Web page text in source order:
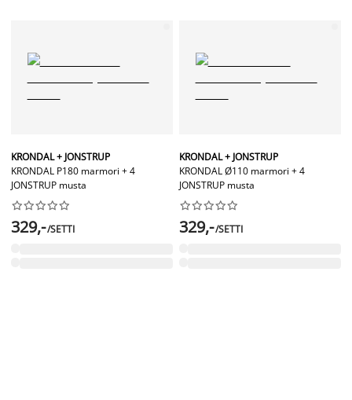
KRONDAL + JONSTRUP
KRONDAL P180 marmori + 4
JONSTRUP musta






329,-/SETTI
KRONDAL + JONSTRUP
KRONDAL Ø110 marmori + 4
JONSTRUP musta






329,-/SETTI